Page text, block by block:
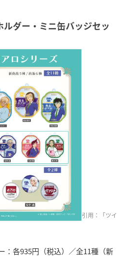
ルダー・ミニ缶バッジセッ
引用：「ツイ
：各935円（税込）／全11種（新